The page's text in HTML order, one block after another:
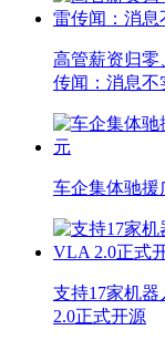
高管薪资归零
传闻：消息不
车企集体驰援
支持17家机
2.0正式开源